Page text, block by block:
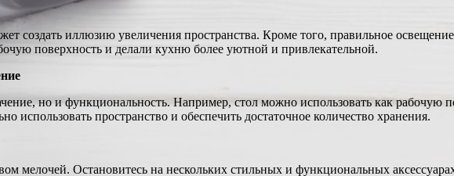
создать иллюзию увеличения пространства. Кроме того, правильное
поверхность и делали кухню более уютной и привлекательной.
но и функциональность. Например, стол можно использовать как рабочую
пространство и обеспечить достаточное количество хранения.
мелочей. Остановитесь на нескольких стильных и функциональных